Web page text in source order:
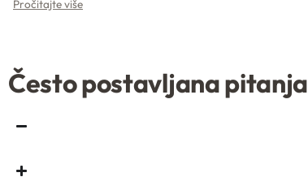
TEŽINA
Često postavljana pitanja